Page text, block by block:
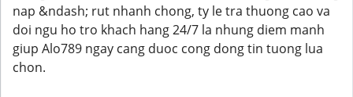
nap &ndash; rut nhanh chong, ty le tra thuong cao va
doi ngu ho tro khach hang 24/7 la nhung diem manh
giup Alo789 ngay cang duoc cong dong tin tuong lua
chon.